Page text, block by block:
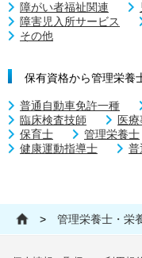
障がい者福祉関連
障害児入所サービス
その他
保有資格から管理栄養
普通自動車免許一種
臨床検査技師
医療
保育士
管理栄養士
健康運動指導士
普
> 管理栄養士・栄